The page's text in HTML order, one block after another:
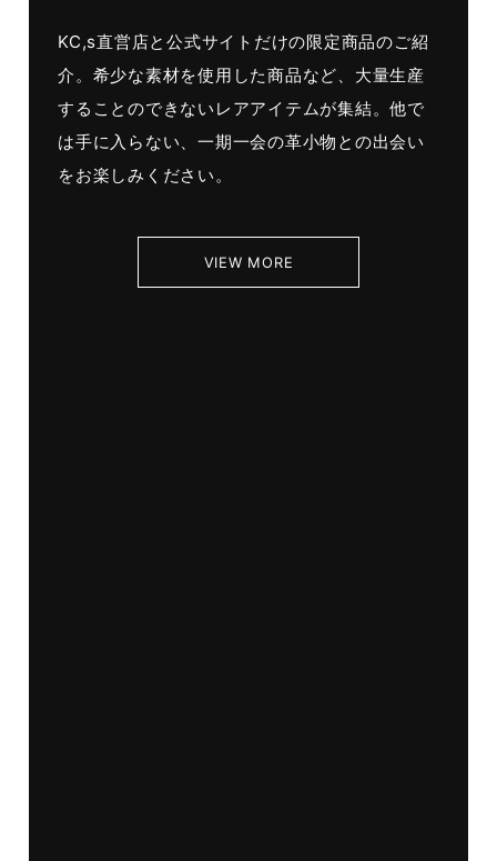
KC,s直営店と公式サイトだけの限定商品のご紹
介。希少な素材を使用した商品など、大量生産
することのできないレアアイテムが集結。他で
は手に入らない、一期一会の革小物との出会い
をお楽しみください。
VIEW MORE